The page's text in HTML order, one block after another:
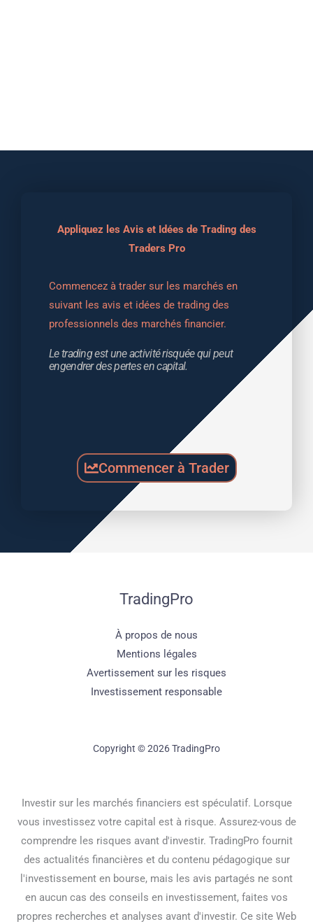
Appliquez les Avis et Idées de Trading des
Traders Pro
Commencez à trader sur les marchés en
suivant les avis et idées de trading des
professionnels des marchés financier.
Le trading est une activité risquée qui peut
engendrer des pertes en capital.
Commencer à Trader
TradingPro
À propos de nous
Mentions légales
Avertissement sur les risques
Investissement responsable
Copyright © 2026 TradingPro
Investir sur les marchés financiers est spéculatif. Lorsque
vous investissez votre capital est à risque. Assurez-vous de
comprendre les risques avant d'investir. TradingPro fournit
des actualités financières et du contenu pédagogique sur
l'investissement en bourse, mais les avis partagés ne sont
en aucun cas des conseils en investissement, faites vos
propres recherches et analyses avant d'investir. Ce site Web